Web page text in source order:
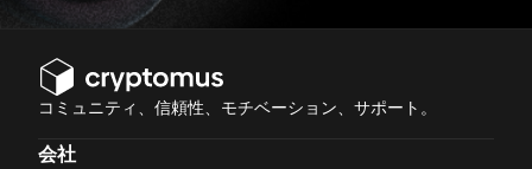
コミュニティ、信頼性、モチベーション、サポート。
会社